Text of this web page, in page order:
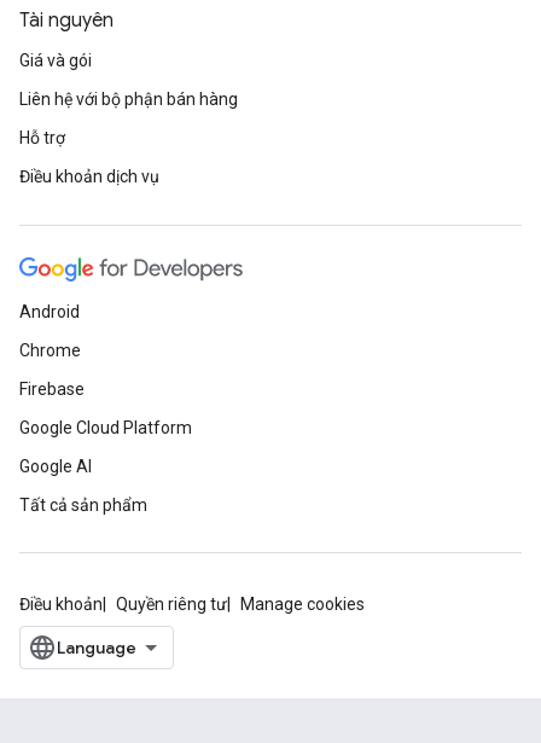
Tài nguyên
Giá và gói
Liên hệ với bộ phận bán hàng
Hỗ trợ
Điều khoản dịch vụ
Android
Chrome
Firebase
Google Cloud Platform
Google AI
Tất cả sản phẩm
Điều khoản Quyền riêng tư Manage cookies